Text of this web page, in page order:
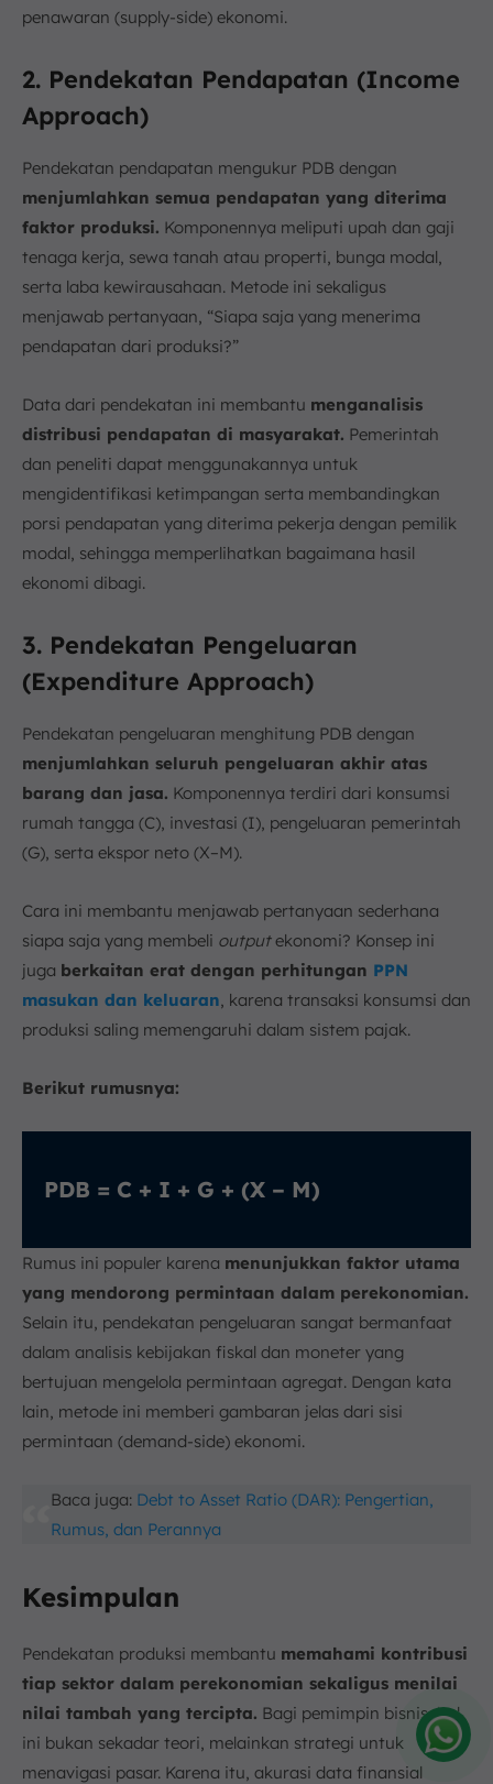
penawaran (supply-side) ekonomi.
2. Pendekatan Pendapatan (Income
Approach)
Pendekatan pendapatan mengukur PDB dengan
menjumlahkan semua pendapatan yang diterima
faktor produksi. Komponennya meliputi upah dan gaji
tenaga kerja, sewa tanah atau properti, bunga modal,
serta laba kewirausahaan. Metode ini sekaligus
menjawab pertanyaan, “Siapa saja yang menerima
pendapatan dari produksi?”
Data dari pendekatan ini membantu menganalisis
distribusi pendapatan di masyarakat. Pemerintah
dan peneliti dapat menggunakannya untuk
mengidentifikasi ketimpangan serta membandingkan
porsi pendapatan yang diterima pekerja dengan pemilik
modal, sehingga memperlihatkan bagaimana hasil
ekonomi dibagi.
3. Pendekatan Pengeluaran
(Expenditure Approach)
Pendekatan pengeluaran menghitung PDB dengan
menjumlahkan seluruh pengeluaran akhir atas
barang dan jasa. Komponennya terdiri dari konsumsi
rumah tangga (C), investasi (I), pengeluaran pemerintah
(G), serta ekspor neto (X–M).
Cara ini membantu menjawab pertanyaan sederhana
siapa saja yang membeli outputekonomi? Konsep ini
juga berkaitan erat dengan perhitungan PPN
masukan dan keluaran, karena transaksi konsumsi dan
produksi saling memengaruhi dalam sistem pajak.
Berikut rumusnya:
PDB = C + I + G + (X – M)
Rumus ini populer karena menunjukkan faktor utama
yang mendorong permintaan dalam perekonomian.
Selain itu, pendekatan pengeluaran sangat bermanfaat
dalam analisis kebijakan fiskal dan moneter yang
bertujuan mengelola permintaan agregat. Dengan kata
lain, metode ini memberi gambaran jelas dari sisi
permintaan (demand-side) ekonomi.
Baca juga: Debt to Asset Ratio (DAR): Pengertian,
Rumus, dan Perannya
Kesimpulan
Pendekatan produksi membantu memahami kontribusi
tiap sektor dalam perekonomian sekaligus menilai
nilai tambah yang tercipta. Bagi pemimpin bisnis, hal
ini bukan sekadar teori, melainkan strategi untuk
menavigasi pasar. Karena itu, akurasi data finansial